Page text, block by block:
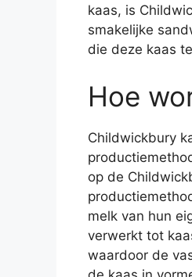
kaas, is
smakelijke
die deze kaas
Hoe
Childwickbury
op de
melk van hun
verwerkt tot
waardoor de